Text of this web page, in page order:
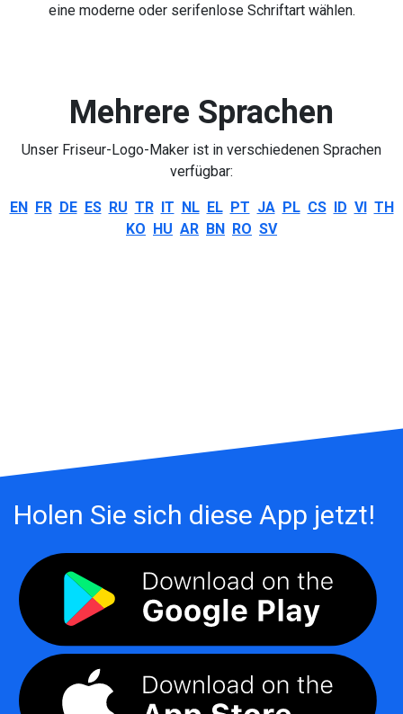
eine moderne oder serifenlose Schriftart wählen.
Mehrere Sprachen
Unser Friseur-Logo-Maker ist in verschiedenen Sprachen
verfügbar:
EN FR DE ES RU TR IT NL EL PT JA PL CS ID VI TH
KO HU AR BN RO SV
Holen Sie sich diese App jetzt!